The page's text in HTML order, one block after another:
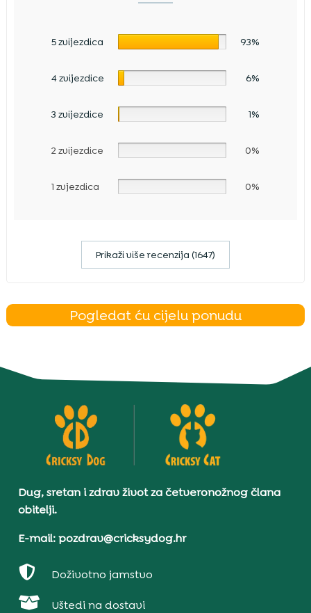
5 zvijezdica 93%
4 zvijezdice 6%
3 zvijezdice 1%
2 zvijezdice 0%
1 zvjezdica 0%
Prikaži više recenzija (1647)
Pogledat ću cijelu ponudu
Dug, sretan i zdrav život za četveronožnog člana
obitelji.
E-mail: pozdrav@cricksydog.hr
 Doživotno jamstvo
 Uštedi na dostavi